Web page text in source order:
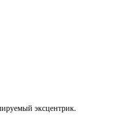
эксцентрик.